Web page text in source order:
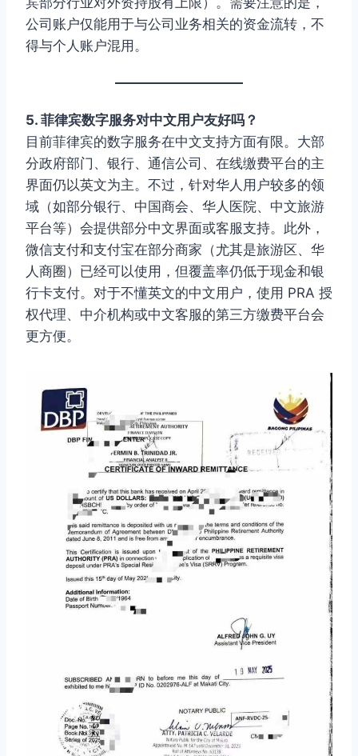
公司账户仅能用于与公司业务相关的资金流转，不
得与个人账户混用。
5. 菲律宾数字服务对中文用户友好吗？
目前菲律宾的数字服务在中文支持方面有限。大部
分政府部门、银行、通信公司、在线缴费平台的主
界面仍以英文为主。不过，针对华人用户较多的领
域（如部分银行、中国商会、华人医院、中文旅游
平台等）会提供部分中文界面或客服支持。此外，
微信支付和支付宝在部分商家（尤其是旅游区、华
人商圈）已经可以使用，但覆盖率仍低于现金和银
行卡支付。对于不懂英文的中文用户，使用 PRA 授
权代理、中介机构或中文客服的第三方缴费平台会
更方便。